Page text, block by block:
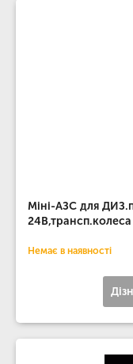
Міні-АЗС для
Немає в наявності